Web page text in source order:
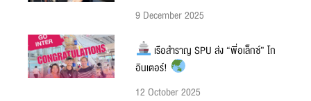
9 December 2025
เรือสำราญ SPU ส่ง “พี่อเล็กซ์” โก
อินเตอร์!
12 October 2025